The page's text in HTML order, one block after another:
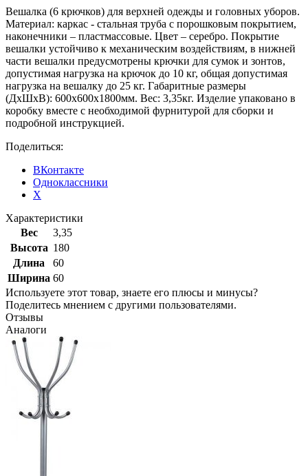
Вешалка (6 крючков) для верхней одежды и головных уборов.
Материал: каркас - стальная труба с порошковым покрытием,
наконечники – пластмассовые. Цвет – серебро. Покрытие
вешалки устойчиво к механическим воздействиям, в нижней
части вешалки предусмотрены крючки для сумок и зонтов,
допустимая нагрузка на крючок до 10 кг, общая допустимая
нагрузка на вешалку до 25 кг. Габаритные размеры
(ДхШхВ): 600х600х1800мм. Вес: 3,35кг. Изделие упаковано в
коробку вместе с необходимой фурнитурой для сборки и
подробной инструкцией.
Поделиться:
ВКонтакте
Одноклассники
X
Характеристики
Вес
3,35
Высота 180
Длина
60
Ширина 60
Используете этот товар, знаете его плюсы и минусы?
Поделитесь мнением с другими пользователями.
Отзывы
Аналоги